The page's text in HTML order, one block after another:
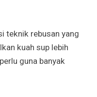
teknik rebusan yang
kuah sup lebih
guna banyak